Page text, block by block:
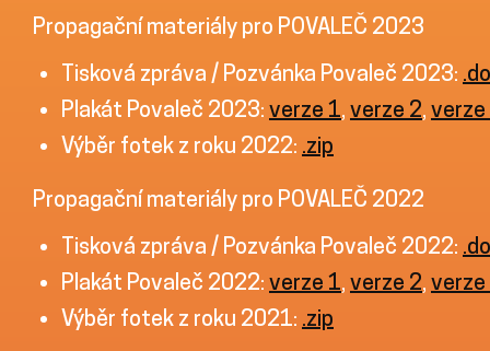
Propagační materiály pro POVALEČ 2023
Tisková zpráva / Pozvánka Povaleč 2023:
Plakát Povaleč 2023: verze 1, verze 2, verze
Výběr fotek z roku 2022: .zip
Propagační materiály pro POVALEČ 2022
Tisková zpráva / Pozvánka Povaleč 2022:
Plakát Povaleč 2022: verze 1, verze 2, verze
Výběr fotek z roku 2021: .zip